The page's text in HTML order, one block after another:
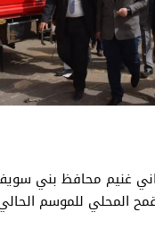
غنيم محافظ بني
المحلي للموسم